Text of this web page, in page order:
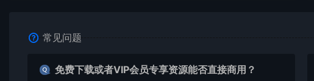
常见问题
免费下载或者VIP会员专享资源能否直接商用？